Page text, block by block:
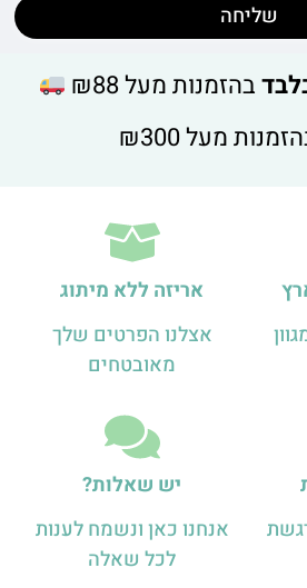
שליחה
בהזמנות מעל ₪88
מעל ₪300
אריזה ללא מיתוג
אצלנו הפרטים שלך
מאובטחים
יש שאלות?
אנחנו כאן ונשמח לענות
לכל שאלה